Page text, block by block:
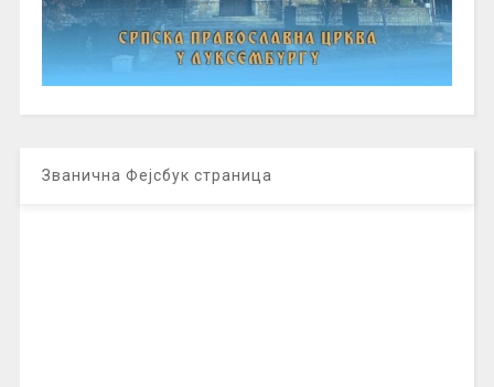
Званична Фејсбук страница